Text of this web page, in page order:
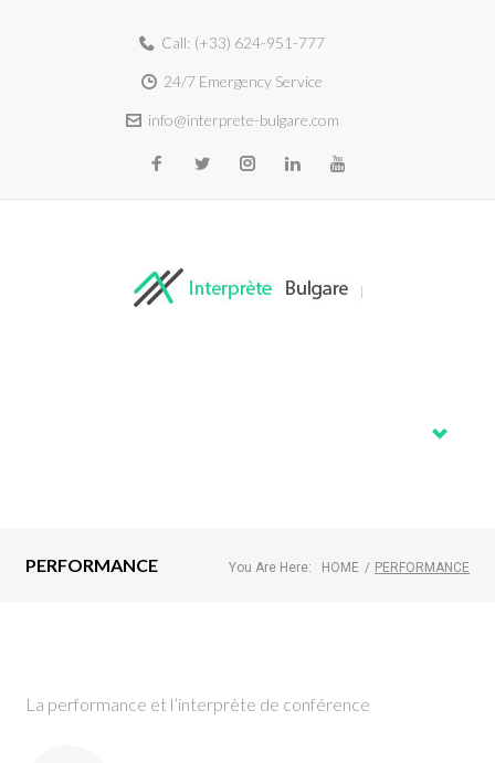
Call: (+33) 624-951-777
24/7 Emergency Service
info@interprete-bulgare.com
PERFORMANCE You Are Here: HOME / PERFORMANCE
La performance et l’interprète de conférence